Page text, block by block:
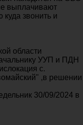
выплачивают
звонить и
области
УУП и ПДН
с.
,в решении
30/09/2024 в